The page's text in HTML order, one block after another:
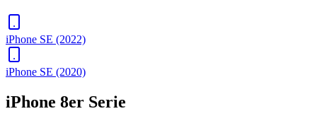
iPhone SE (2022)
iPhone SE (2020)
iPhone 8er Serie